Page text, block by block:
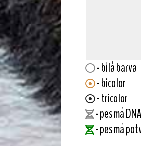
- bílá barva
- bicolor
- tricolor
- pes má
- pes má